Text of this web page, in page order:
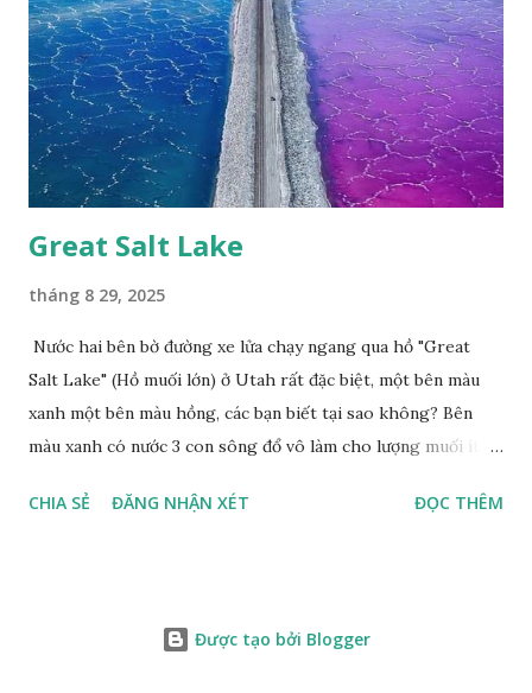
Great Salt Lake
tháng 8 29, 2025
Nước hai bên bờ đường xe lửa chạy ngang qua hồ "Great
Salt Lake" (Hồ muối lớn) ở Utah rất đặc biệt, một bên màu
xanh một bên màu hồng, các bạn biết tại sao không? Bên
màu xanh có nước 3 con sông đổ vô làm cho lượng muối ít,
biển, nhiều sinh vật thích muối sống ở đây, tạo nên màu
CHIA SẺ ĐĂNG NHẬN XÉT ĐỌC THÊM
Được tạo bởi Blogger